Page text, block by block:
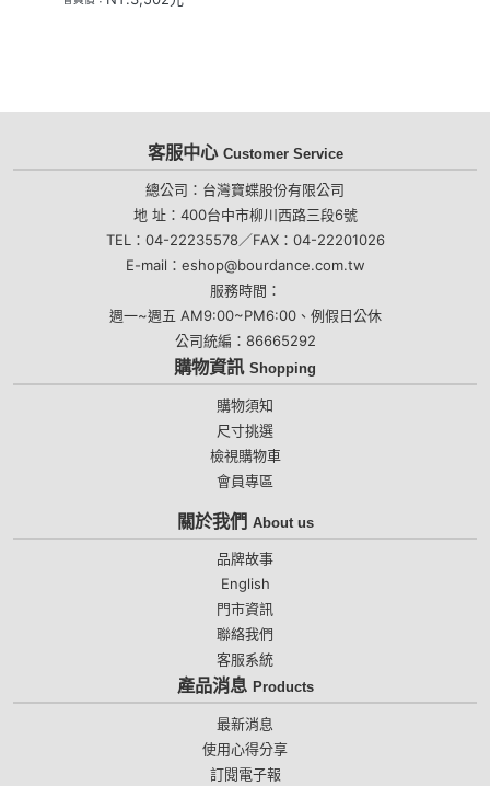
客服中心 Customer Service
總公司：台灣寶蝶股份有限公司
地 址：400台中市柳川西路三段6號
TEL：04-22235578／FAX：04-22201026
E-mail：eshop@bourdance.com.tw
服務時間：
週一~週五 AM9:00~PM6:00、例假日公休
公司統編：86665292
購物資訊 Shopping
購物須知
尺寸挑選
檢視購物車
會員專區
關於我們 About us
品牌故事
English
門市資訊
聯絡我們
客服系統
產品消息 Products
最新消息
使用心得分享
訂閱電子報